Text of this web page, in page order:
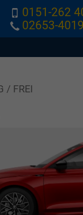
0151-262
02653-
/ FREI